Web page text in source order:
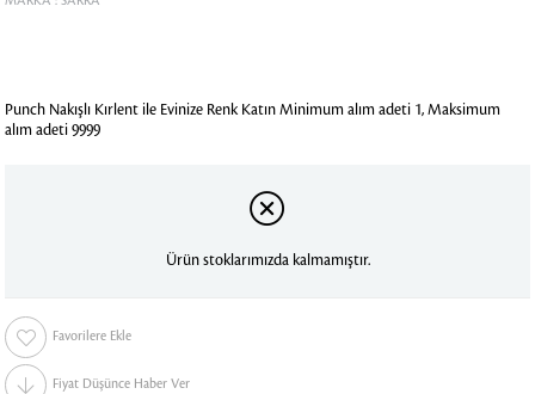
Punch Nakışlı Kırlent ile Evinize Renk KatınMinimum alım adeti 1, Maksimum
alım adeti 9999
Ürün stoklarımızda kalmamıştır.
Favorilere Ekle
Fiyat Düşünce Haber Ver